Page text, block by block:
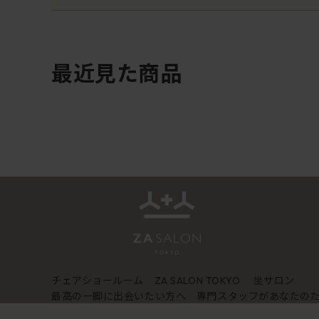
最近見た商品
チェアショールーム ZA SALON TOKYO
坐サロン
最高の一脚に出会いたい方へ 専門スタッフがあなたの